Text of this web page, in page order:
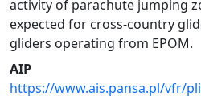
activity of parachute jumping
expected for cross-country
gliders operating from EPOM.
AIP
https://www.ais.pansa.pl/vfr/